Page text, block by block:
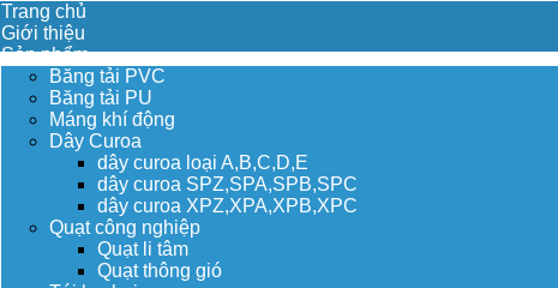
Trang chủ
Giới thiệu
Sản phẩm
Băng tải PVC
Băng tải PU
Máng khí động
Dây Curoa
dây curoa loại A,B,C,D,E
dây curoa SPZ,SPA,SPB,SPC
dây curoa XPZ,XPA,XPB,XPC
Quạt công nghiệp
Quạt li tâm
Quạt thông gió